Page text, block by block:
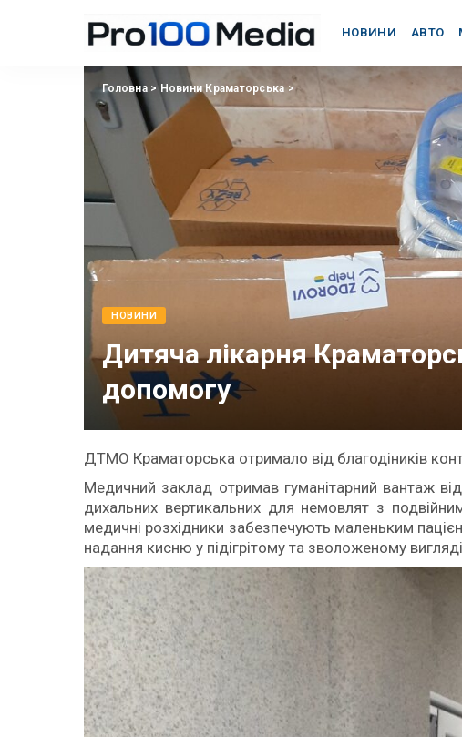
НОВИНИ АВТО
Головна> Новини Краматорська>
НОВИНИ
Дитяча лікарня
допомогу
ДТМО Краматорська отримало від благодіників
Медичний заклад отримав гуманітарний вантаж
дихальних вертикальних для немовлят з
медичні розхідники забезпечують маленьким
надання кисню у підігрітому та зволоженому